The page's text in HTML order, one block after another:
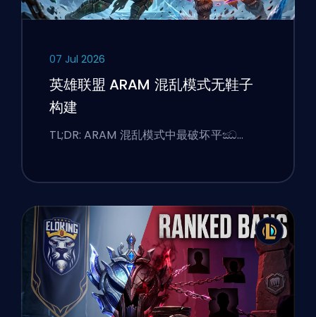
07 Jul 2026
英雄联盟 ARAM 混乱模式无鞋子
构建
TL;DR: ARAM 混乱模式中最破坏平ඣ…